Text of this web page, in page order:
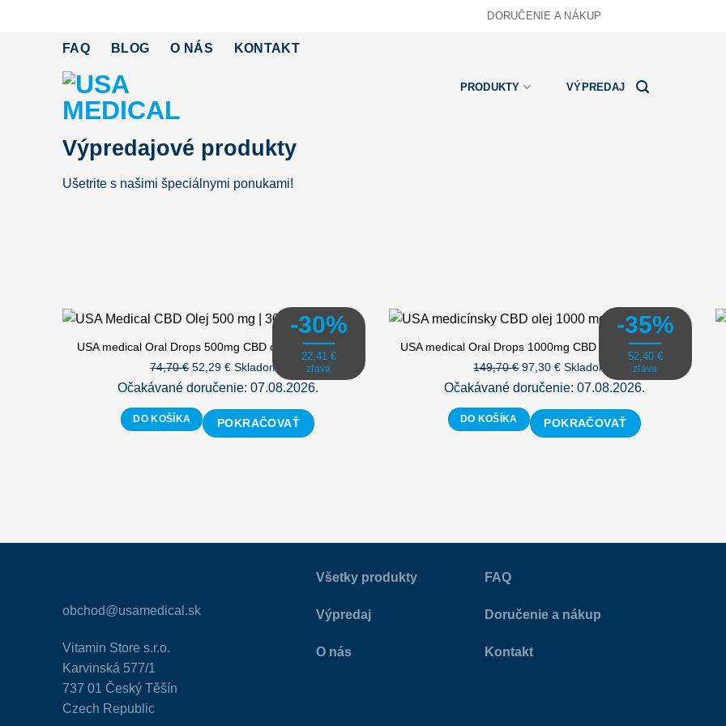
DORUČENIE A NÁKUP
FAQ BLOG O NÁS KONTAKT
PRODUKTY VÝPREDAJ
Výpredajové produkty
Ušetrite s našimi špeciálnymi ponukami!
-30%
22,41 €
zľava
USA medical Oral Drops 500mg CBD olej | 30 ml x 3 ks
74,70€ Pôvodná
cena
74,70 €.
52,29€Aktuálna
cena
52,29 €.
Skladom |
Očakávané doručenie: 07.08.2026.
DO KOŠÍKA POKRAČOVAŤ
-35%
52,40 €
zľava
USA medical Oral Drops 1000mg CBD olej | 30 ml x 3 ks
149,70€ Pôvodná
cena
149,70 €.
97,30€Aktuálna
cena
97,30 €.
Skladom |
Očakávané doručenie: 07.08.2026.
DO KOŠÍKA POKRAČOVAŤ
obchod@usamedical.sk
Vitamin Store s.r.o.
Karvinská 577/1
737 01 Český Těšín
Czech Republic
Všetky produkty
Výpredaj
O nás
FAQ
Doručenie a nákup
Kontakt